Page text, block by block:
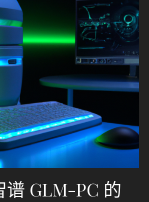
谱 GLM-PC 的